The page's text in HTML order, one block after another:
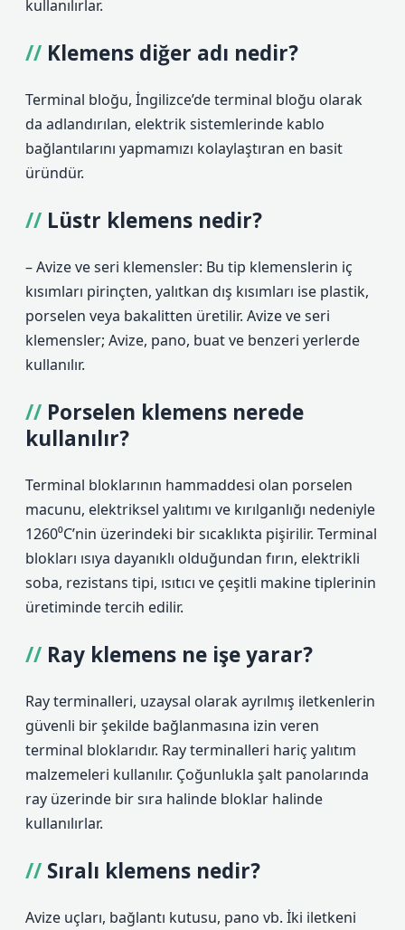
kullanılırlar.
Klemens diğer adı nedir?
Terminal bloğu, İngilizce’de terminal bloğu olarak
da adlandırılan, elektrik sistemlerinde kablo
bağlantılarını yapmamızı kolaylaştıran en basit
üründür.
Lüstr klemens nedir?
– Avize ve seri klemensler: Bu tip klemenslerin iç
kısımları pirinçten, yalıtkan dış kısımları ise plastik,
porselen veya bakalitten üretilir. Avize ve seri
klemensler; Avize, pano, buat ve benzeri yerlerde
kullanılır.
Porselen klemens nerede
kullanılır?
Terminal bloklarının hammaddesi olan porselen
macunu, elektriksel yalıtımı ve kırılganlığı nedeniyle
1260⁰C’nin üzerindeki bir sıcaklıkta pişirilir. Terminal
blokları ısıya dayanıklı olduğundan fırın, elektrikli
soba, rezistans tipi, ısıtıcı ve çeşitli makine tiplerinin
üretiminde tercih edilir.
Ray klemens ne işe yarar?
Ray terminalleri, uzaysal olarak ayrılmış iletkenlerin
güvenli bir şekilde bağlanmasına izin veren
terminal bloklarıdır. Ray terminalleri hariç yalıtım
malzemeleri kullanılır. Çoğunlukla şalt panolarında
ray üzerinde bir sıra halinde bloklar halinde
kullanılırlar.
Sıralı klemens nedir?
Avize uçları, bağlantı kutusu, pano vb. İki iletkeni